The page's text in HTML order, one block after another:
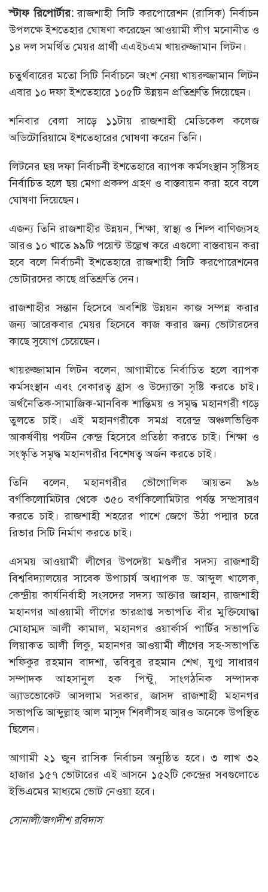
স্টাফ রিপোর্টার:রাজশাহী সিটি করপোরেশন (রাসিক) নির্বাচন
উপলক্ষে ইশতেহার ঘোষণা করেছেন আওয়ামী লীগ মনোনীত ও
১৪ দল সমর্থিত মেয়র প্রার্থী এএইচএম খায়রুজ্জামান লিটন।
চতুর্থবারের মতো সিটি নির্বাচনে অংশ নেয়া খায়রুজ্জামান লিটন
এবার ১০ দফা ইশতেহারে ১০৫টি উন্নয়ন প্রতিশ্রুতি দিয়েছেন।
শনিবার বেলা সাড়ে ১১টায় রাজশাহী মেডিকেল কলেজ
অডিটোরিয়ামে ইশতেহারের ঘোষণা করেন তিনি।
লিটনের ছয় দফা নির্বাচনী ইশতেহারে ব্যাপক কর্মসংস্থান সৃষ্টিসহ
নির্বাচিত হলে ছয় মেগা প্রকল্প গ্রহণ ও বাস্তবায়ন করা হবে বলে
ঘোষণা দিয়েছেন।
এজন্য তিনি রাজশাহীর উন্নয়ন, শিক্ষা, স্বাস্থ্য ও শিল্প বাণিজ্যসহ
আরও ১০ খাতে ৯৯টি পয়েন্ট উল্লেখ করে এগুলো বাস্তবায়ন করা
হবে বলে নির্বাচনী ইশতেহারে রাজশাহী সিটি করপোরেশনের
ভোটারদের কাছে প্রতিশ্রুতি দেন।
রাজশাহীর সন্তান হিসেবে অবশিষ্ট উন্নয়ন কাজ সম্পন্ন করার
জন্য আরেকবার মেয়র হিসেবে কাজ করার জন্য ভোটারদের
কাছে সুযোগ চেয়েছেন।
খায়রুজ্জামান লিটন বলেন, আগামীতে নির্বাচিত হলে ব্যাপক
কর্মসংস্থান এবং বেকারত্ব হ্রাস ও উদ্যোক্তা সৃষ্টি করতে চাই।
অর্থনৈতিক-সামাজিক-মানবিক শান্তিময় ও সমৃদ্ধ মহানগরী গড়ে
তুলতে চাই। এই মহানগরীকে সমগ্র বরেন্দ্র অঞ্চলভিত্তিক
আকর্ষণীয় পর্যটন কেন্দ্র হিসেবে প্রতিষ্ঠা করতে চাই। শিক্ষা ও
সংস্কৃতি সমৃদ্ধ মহানগরীর বিশেষত্ব অর্জন করতে চাই।
তিনি বলেন, মহানগরীর ভৌগোলিক আয়তন ৯৬
বর্গকিলোমিটার থেকে ৩৫০ বর্গকিলোমিটার পর্যন্ত সম্প্রসারণ
করতে চাই। রাজশাহী শহরের পাশে জেগে উঠা পদ্মার চরে
রিভার সিটি নির্মাণ করতে চাই।
এসময় আওয়ামী লীগের উপদেষ্টা মণ্ডলীর সদস্য রাজশাহী
বিশ্ববিদ্যালয়ের সাবেক উপাচার্য অধ্যাপক ড. আব্দুল খালেক,
কেন্দ্রীয় কার্যনির্বাহী সংসদের সদস্য আক্তার জাহান, রাজশাহী
মহানগর আওয়ামী লীগের ভারপ্রাপ্ত সভাপতি বীর মুক্তিযোদ্ধা
মোহাম্মদ আলী কামাল, মহানগর ওয়ার্কার্স পার্টির সভাপতি
লিয়াকত আলী লিকু, মহানগর আওয়ামী লীগের সহ-সভাপতি
শফিকুর রহমান বাদশা, তবিবুর রহমান শেখ, যুগ্ম সাধারণ
সম্পাদক আহসানুল হক পিন্টু, সাংগঠনিক সম্পাদক
অ্যাডভোকেট আসলাম সরকার, জাসদ রাজশাহী মহানগর
সভাপতি আব্দুল্লাহ আল মাসুদ শিবলীসহ আরও অনেকে উপস্থিত
ছিলেন।
আগামী ২১ জুন রাসিক নির্বাচন অনুষ্ঠিত হবে। ৩ লাখ ৩২
হাজার ১৫৭ ভোটারের এই আসনে ১৫২টি কেন্দ্রের সবগুলোতে
ইভিএমের মাধ্যমে ভোট নেওয়া হবে।
সোনালী/জগদীশ রবিদাস